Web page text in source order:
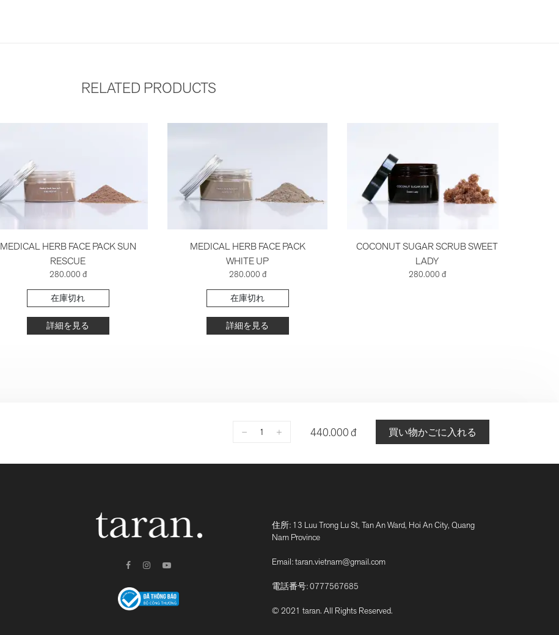
RELATED PRODUCTS
MEDICAL HERB FACE PACK SUN
RESCUE
280.000 đ
在庫切れ
詳細を見る
MEDICAL HERB FACE PACK
WHITE UP
280.000 đ
在庫切れ
詳細を見る
COCONUT SUGAR SCRUB SWEET
LADY
280.000 đ
− + 440.000 đ 買い物かごに入れる
住所: 13 Luu Trong Lu St, Tan An Ward, Hoi An City, Quang
Nam Province
Email:taran.vietnam@gmail.com
電話番号:0777567685
© 2021 taran. All Rights Reserved.